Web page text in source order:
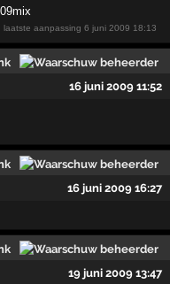
laatste aanpassing6 juni 2009 18:13
16 juni 2009 11:52
16 juni 2009 16:27
19 juni 2009 13:47